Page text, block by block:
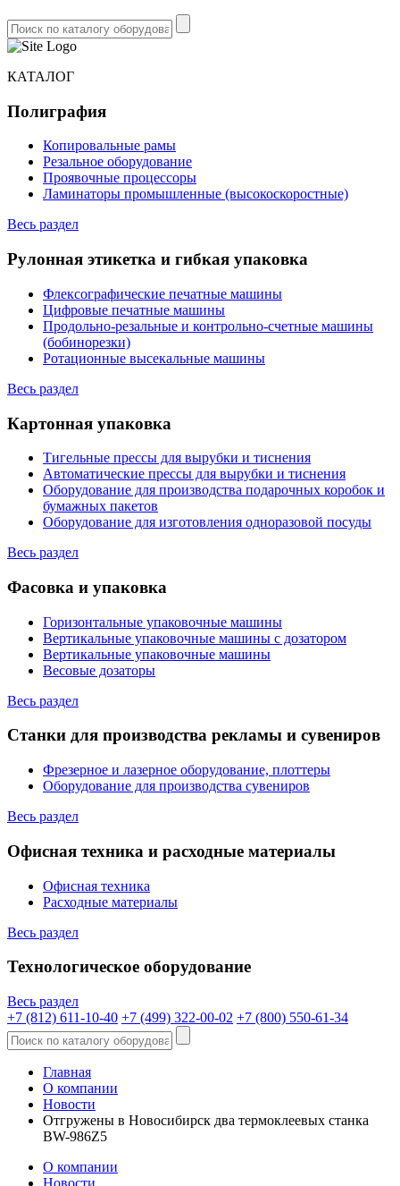
КАТАЛОГ
Полиграфия
Копировальные рамы
Резальное оборудование
Проявочные процессоры
Ламинаторы промышленные (высокоскоростные)
Весь раздел
Рулонная этикетка и гибкая упаковка
Флексографические печатные машины
Цифровые печатные машины
Продольно-резальные и контрольно-счетные машины
(бобинорезки)
Ротационные высекальные машины
Весь раздел
Картонная упаковка
Тигельные прессы для вырубки и тиснения
Автоматические прессы для вырубки и тиснения
Оборудование для производства подарочных коробок и
бумажных пакетов
Оборудование для изготовления одноразовой посуды
Весь раздел
Фасовка и упаковка
Горизонтальные упаковочные машины
Вертикальные упаковочные машины с дозатором
Вертикальные упаковочные машины
Весовые дозаторы
Весь раздел
Станки для производства рекламы и сувениров
Фрезерное и лазерное оборудование, плоттеры
Оборудование для производства сувениров
Весь раздел
Офисная техника и расходные материалы
Офисная техника
Расходные материалы
Весь раздел
Технологическое оборудование
Весь раздел
+7 (812) 611-10-40 +7 (499) 322-00-02 +7 (800) 550-61-34
Главная
О компании
Новости
Отгружены в Новосибирск два термоклеевых станка
BW-986Z5
О компании
Новости